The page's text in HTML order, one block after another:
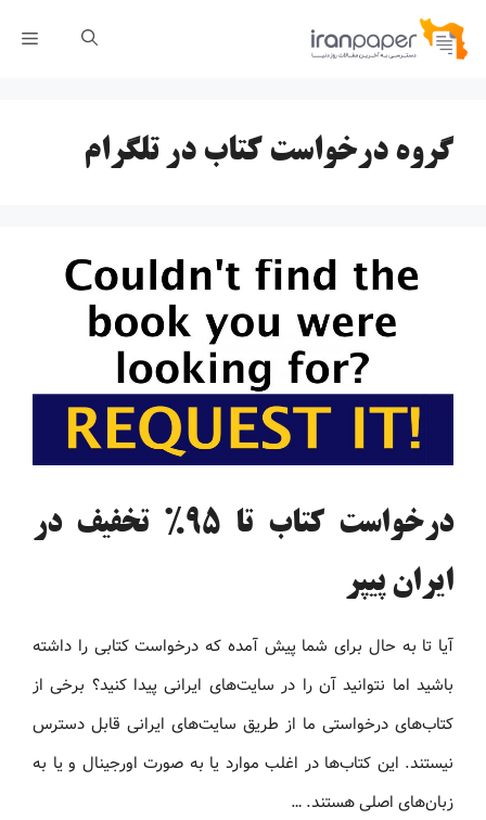
پرش
گروه درخواست کتاب در تلگرام
درخواست کتاب تا 95% تخفیف در
ایران پیپر
آیا تا به حال برای شما پیش آمده که درخواست کتابی را داشته
باشید اما نتوانید آن را در سایت‌های ایرانی پیدا کنید؟ برخی از
کتاب‌های درخواستی ما از طریق سایت‌های ایرانی قابل دسترس
نیستند. این کتاب‌ها در اغلب موارد یا به صورت اورجینال و یا به
زبان‌های اصلی هستند. …